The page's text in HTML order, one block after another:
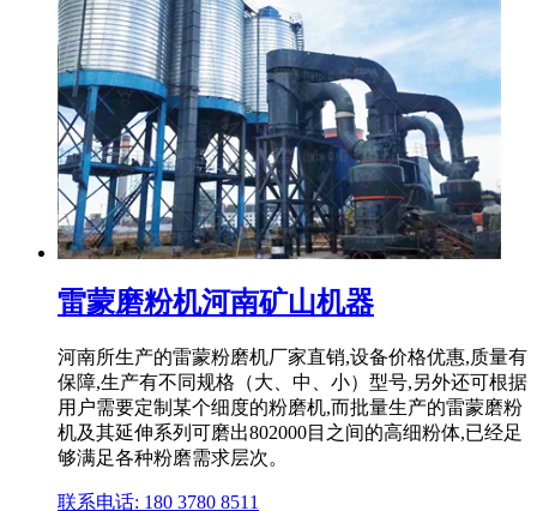
雷蒙磨粉机河南矿山机器
河南所生产的雷蒙粉磨机厂家直销,设备价格优惠,质量有
保障,生产有不同规格（大、中、小）型号,另外还可根据
用户需要定制某个细度的粉磨机,而批量生产的雷蒙磨粉
机及其延伸系列可磨出802000目之间的高细粉体,已经足
够满足各种粉磨需求层次。
联系电话: 180 3780 8511